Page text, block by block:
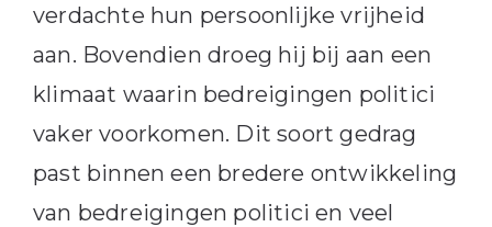
verdachte hun persoonlijke vrijheid
aan. Bovendien droeg hij bij aan een
klimaat waarin bedreigingen politici
vaker voorkomen. Dit soort gedrag
past binnen een bredere ontwikkeling
van bedreigingen politici en veel